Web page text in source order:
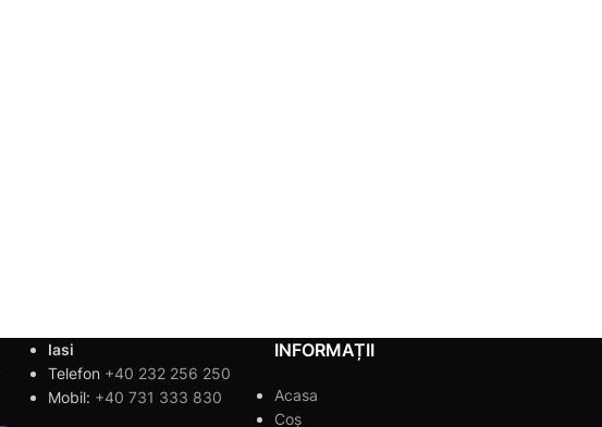
Iasi
Telefon +40 232 256 250
Mobil: +40 731 333 830
INFORMAȚII
Acasa
Coș